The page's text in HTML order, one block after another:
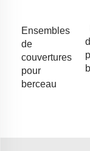
Ensembles
de
couvertures
pour
berceau